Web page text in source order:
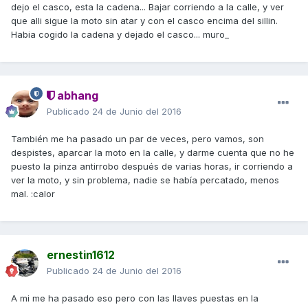
dejo el casco, esta la cadena... Bajar corriendo a la calle, y ver
que alli sigue la moto sin atar y con el casco encima del sillin.
Habia cogido la cadena y dejado el casco... muro_
abhang
Publicado 24 de Junio del 2016
También me ha pasado un par de veces, pero vamos, son
despistes, aparcar la moto en la calle, y darme cuenta que no he
puesto la pinza antirrobo después de varias horas, ir corriendo a
ver la moto, y sin problema, nadie se había percatado, menos
mal. :calor
ernestin1612
Publicado 24 de Junio del 2016
A mi me ha pasado eso pero con las llaves puestas en la